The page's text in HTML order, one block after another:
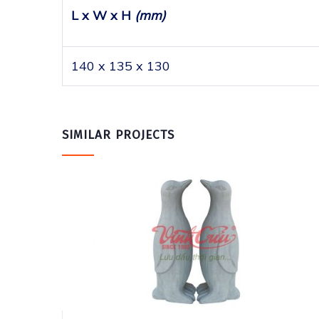
L x W x H (mm)
140 x 135 x 130
SIMILAR PROJECTS